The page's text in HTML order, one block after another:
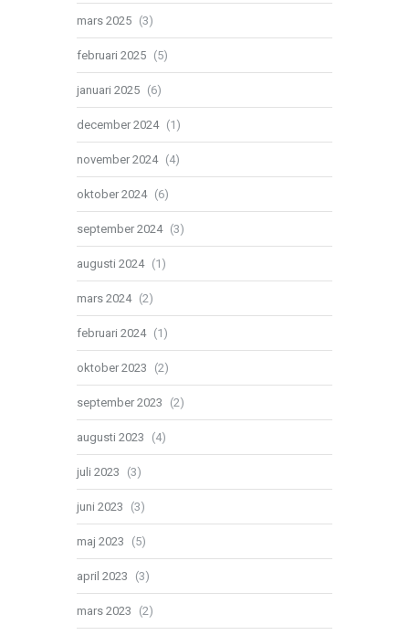
mars 2025 (3)
februari 2025 (5)
januari 2025 (6)
december 2024 (1)
november 2024 (4)
oktober 2024 (6)
september 2024 (3)
augusti 2024 (1)
mars 2024 (2)
februari 2024 (1)
oktober 2023 (2)
september 2023 (2)
augusti 2023 (4)
juli 2023 (3)
juni 2023 (3)
maj 2023 (5)
april 2023 (3)
mars 2023 (2)